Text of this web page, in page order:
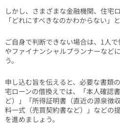
しかし、さまざまな金融機関、住宅
「どれにすべきなのかわからない」
ご自身で判断できない場合は、1人
やファイナンシャルプランナーなど
う。
申し込む旨を伝えると、必要な書類
宅ローンの借換えでは、「本人確認
ど）」「所得証明書（直近の源泉徴
料一式（売買契約書など）」などの
を進めましょう。